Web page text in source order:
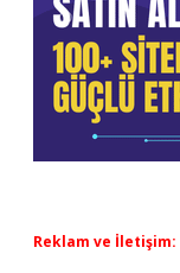
Reklam ve İletişim: